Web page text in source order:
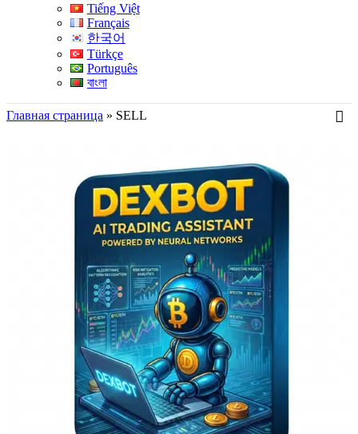
Tiếng Việt
Français
한국어
Türkçe
Português
বাংলা
Главная страница » SELL